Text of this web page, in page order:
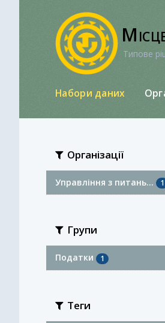
Типове
Набори даних
Організації
Управління з питань... 1
Групи
Податки 1
Теги